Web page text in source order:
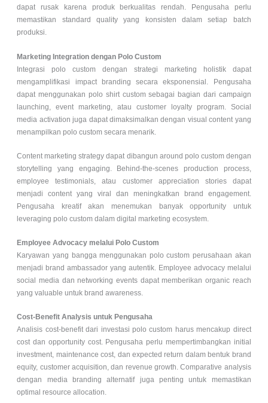
dapat rusak karena produk berkualitas rendah. Pengusaha perlu
memastikan standard quality yang konsisten dalam setiap batch
produksi.
Marketing Integration dengan Polo Custom
Integrasipolo custom dengan strategi marketing holistik dapat
mengamplifikasi impact branding secara eksponensial. Pengusaha
dapat menggunakan polo shirt custom sebagai bagian dari campaign
launching, event marketing, atau customer loyalty program. Social
media activation juga dapat dimaksimalkan dengan visual content yang
menampilkan polo custom secara menarik.
Content marketing strategy dapat dibangun around polo customdengan
storytelling yang engaging. Behind-the-scenes production process,
employee testimonials, atau customer appreciation stories dapat
menjadi content yang viral dan meningkatkan brand engagement.
Pengusaha kreatif akan menemukan banyak opportunity untuk
leveraging polo custom dalam digital marketing ecosystem.
Employee Advocacy melalui Polo Custom
Karyawan yang bangga menggunakan polo custom perusahaan akan
menjadi brand ambassador yang autentik. Employee advocacy melalui
social media dan networking events dapat memberikan organic reach
yang valuable untuk brand awareness.
Cost-Benefit Analysis untuk Pengusaha
Analisis cost-benefit dari investasi polo custom harus mencakup direct
cost dan opportunity cost. Pengusaha perlu mempertimbangkan initial
investment, maintenance cost, dan expected return dalam bentuk brand
equity, customer acquisition, dan revenue growth. Comparative analysis
dengan media branding alternatif juga penting untuk memastikan
optimal resource allocation.